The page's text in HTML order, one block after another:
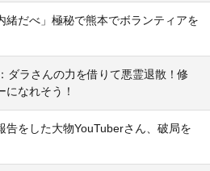
緒だべ」極秘で熊本でボランティアを
ダラさんの力を借りて悪霊退散！修
なれそう！
告をした大物YouTuberさん、破局を